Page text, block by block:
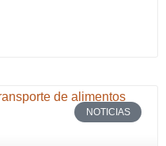
NOTICIAS